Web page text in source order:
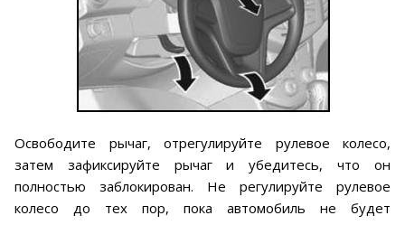
Освободите рычаг, отрегулируйте рулевое колесо,
затем зафиксируйте рычаг и убедитесь, что он
полностью заблокирован. Не регулируйте рулевое
колесо до тех пор, пока автомобиль не будет